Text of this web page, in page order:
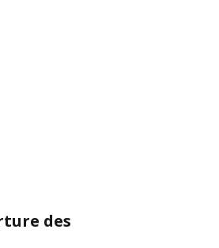
des